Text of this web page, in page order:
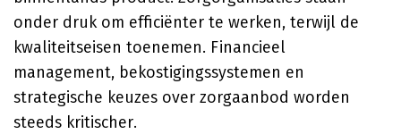
onder druk om efficiënter te werken, terwijl de
kwaliteitseisen toenemen. Financieel
management, bekostigingssystemen en
strategische keuzes over zorgaanbod worden
steeds kritischer.